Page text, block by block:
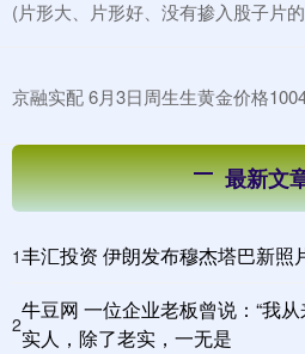
(片形大、片形好、没有掺入股子片
京融实配 6月3日周生生黄金价格
最新文
1丰汇投资 伊朗发布穆杰塔巴新照
2
牛豆网 一位企业老板曾说：“我
实人，除了老实，一无是